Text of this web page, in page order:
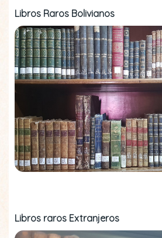
Libros Raros Bolivianos
Libros raros Extranjeros